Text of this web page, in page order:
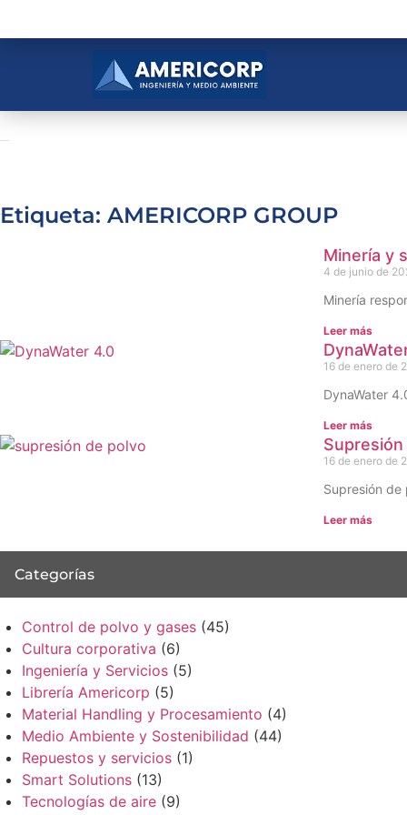
Etiqueta: AMERICORP GROUP
Minería y
4 de junio de
Minería
Leer más
16 de enero de
DynaWater
Leer más
16 de enero de
Supresión
Leer más
Categorías
Control de polvo y gases (45)
Cultura corporativa (6)
Ingeniería y Servicios (5)
Librería Americorp (5)
Material Handling y Procesamiento (4)
Medio Ambiente y Sostenibilidad (44)
Repuestos y servicios (1)
Smart Solutions (13)
Tecnologías de aire (9)